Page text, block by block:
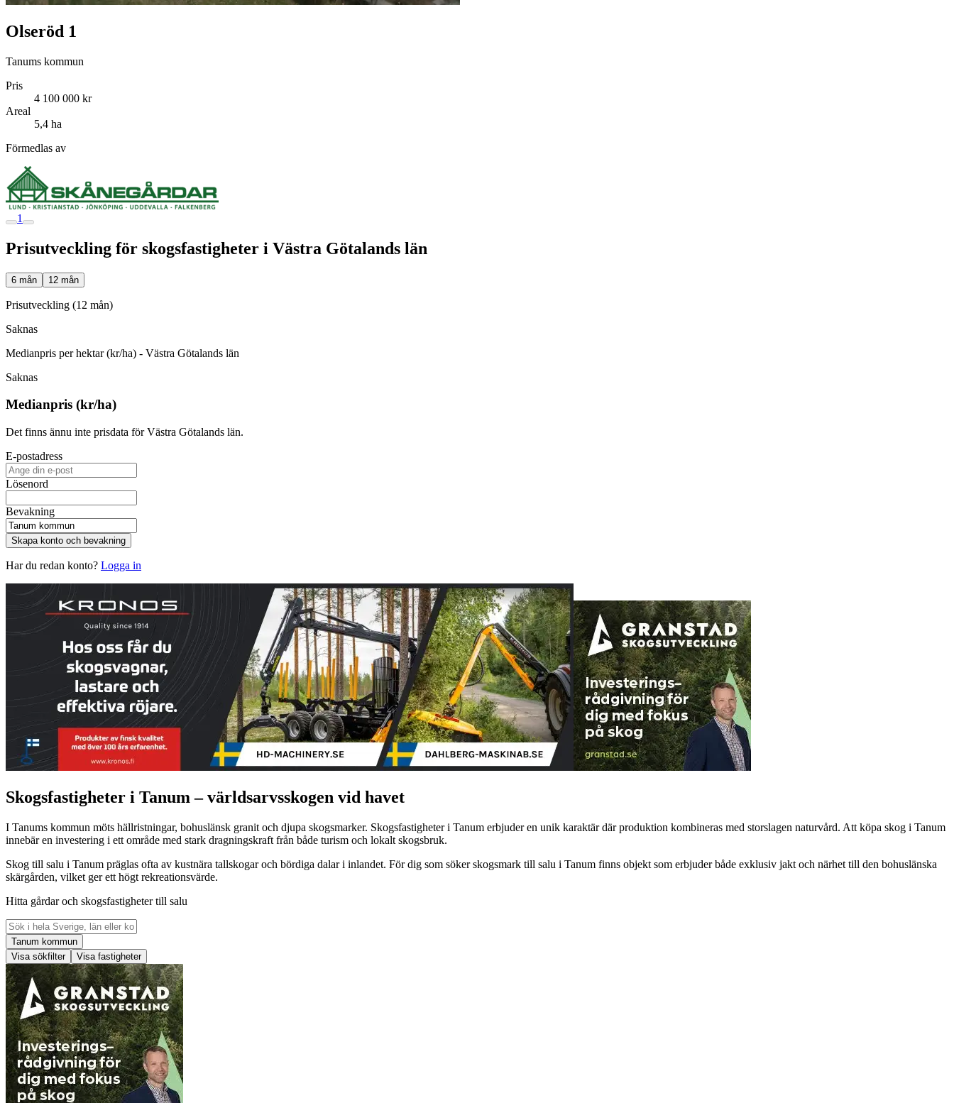
Olseröd 1
Tanums kommun
Pris
4 100 000 kr
Areal
5,4 ha
Förmedlas av
1
Prisutveckling för skogsfastigheter i Västra Götalands län
6 mån 12 mån
Prisutveckling (12 mån)
Saknas
Medianpris per hektar (kr/ha) - Västra Götalands län
Saknas
Medianpris (kr/ha)
Det finns ännu inte prisdata för Västra Götalands län.
E-postadress
Lösenord
Bevakning
Skapa konto och bevakning
Har du redan konto? Logga in
Skogsfastigheter i Tanum – världsarvsskogen vid havet
I Tanums kommun möts hällristningar, bohuslänsk granit och djupa skogsmarker. Skogsfastigheter i Tanum erbjuder en unik karaktär där produktion kombineras med storslagen naturvård. Att köpa skog i Tanum
innebär en investering i ett område med stark dragningskraft från både turism och lokalt skogsbruk.
Skog till salu i Tanum präglas ofta av kustnära tallskogar och bördiga dalar i inlandet. För dig som söker skogsmark till salu i Tanum finns objekt som erbjuder både exklusiv jakt och närhet till den bohuslänska
skärgården, vilket ger ett högt rekreationsvärde.
Hitta gårdar och skogsfastigheter till salu
Tanum kommun
Visa sökfilter
Visa fastigheter